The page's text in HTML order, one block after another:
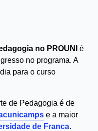
no PROUNI
é
no programa. A
para o curso
de Pedagogia é de
e a maior
de Franca.